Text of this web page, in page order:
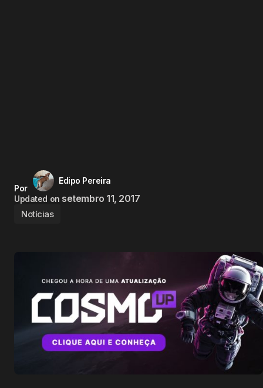
Por
Edipo Pereira
Updated on setembro 11, 2017
Notícias